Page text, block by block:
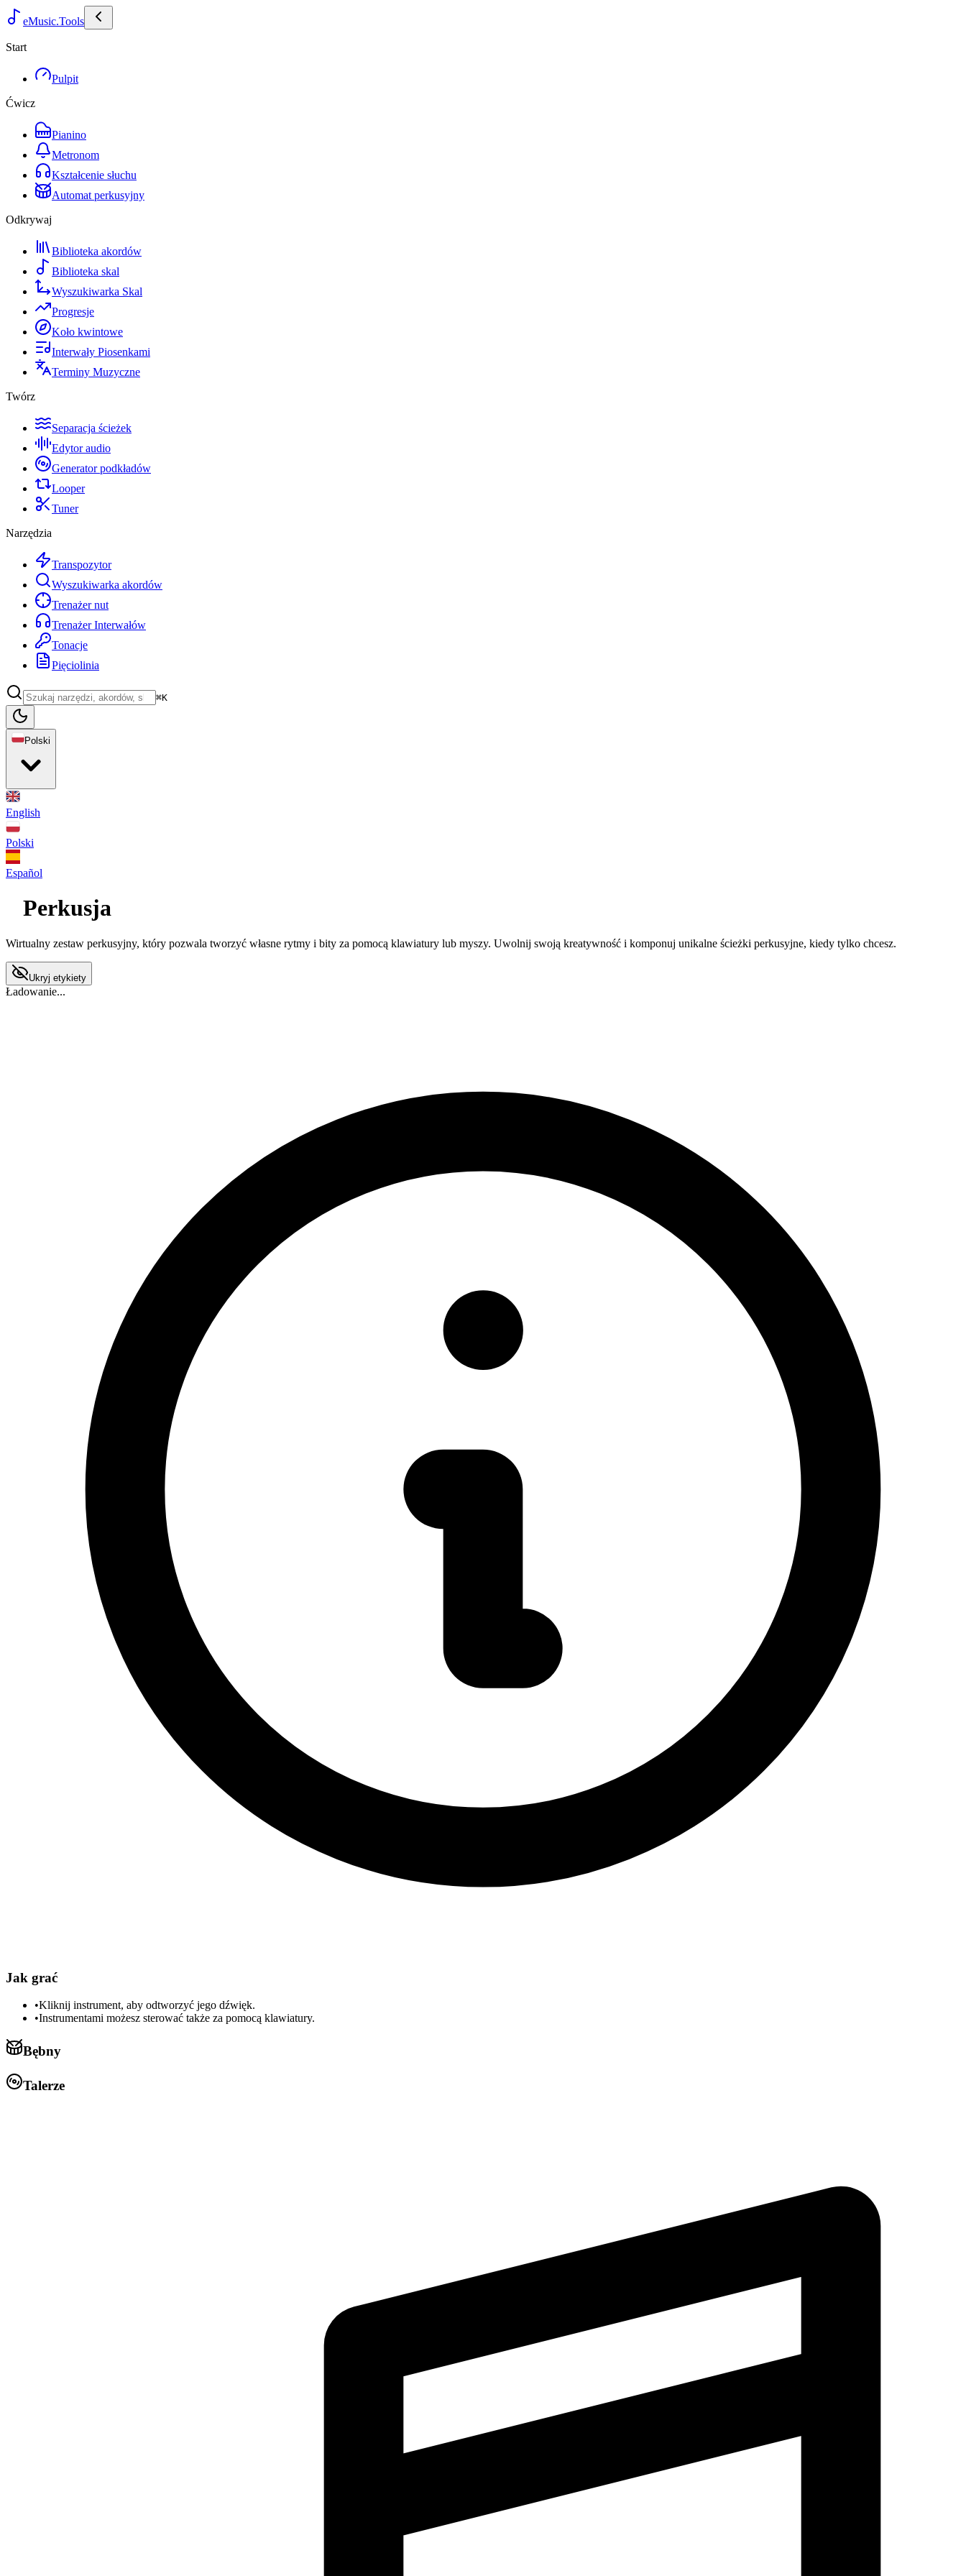
eMusic.Tools
Start
Pulpit
Ćwicz
Pianino
Metronom
Kształcenie słuchu
Automat perkusyjny
Odkrywaj
Biblioteka akordów
Biblioteka skal
Wyszukiwarka Skal
Progresje
Koło kwintowe
Interwały Piosenkami
Terminy Muzyczne
Twórz
Separacja ścieżek
Edytor audio
Generator podkładów
Looper
Tuner
Narzędzia
Transpozytor
Wyszukiwarka akordów
Trenażer nut
Trenażer Interwałów
Tonacje
Pięciolinia
⌘K
Polski
English
Polski
Español
Perkusja
Wirtualny zestaw perkusyjny, który pozwala tworzyć własne rytmy i bity za pomocą klawiatury lub myszy. Uwolnij swoją kreatywność i komponuj unikalne ścieżki perkusyjne, kiedy tylko chcesz.
Ukryj etykiety
Ładowanie...
Jak grać
•Kliknij instrument, aby odtworzyć jego dźwięk.
•Instrumentami możesz sterować także za pomocą klawiatury.
Bębny
Talerze